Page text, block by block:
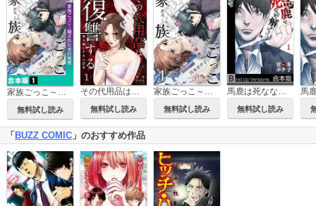
無料試し読み
その代用品は復讐する～妻を騙した夫の誤算～
無料試し読み
家族ごっこ～隠された夫の秘密
無料試し読み 無料試し読み
「BUZZ COMIC 」のおすすめ作品